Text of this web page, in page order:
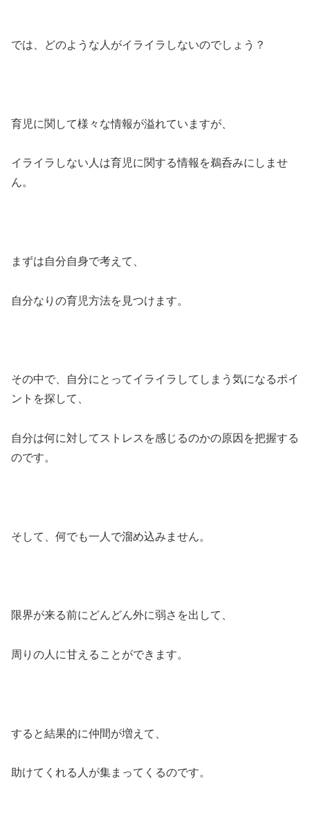
では、どのような人がイライラしないのでしょう？
育児に関して様々な情報が溢れていますが、
イライラしない人は育児に関する情報を鵜呑みにしませ
ん。
まずは自分自身で考えて、
自分なりの育児方法を見つけます。
その中で、自分にとってイライラしてしまう気になるポイ
ントを探して、
自分は何に対してストレスを感じるのかの原因を把握する
のです。
そして、 何でも一人で溜め込みません。
限界が来る前にどんどん外に弱さを出して、
周りの人に甘えることができます。
すると結果的に仲間が増えて、
助けてくれる人が集まってくるのです。